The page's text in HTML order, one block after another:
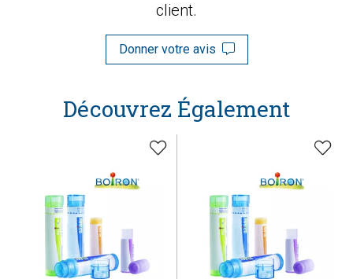
client.
Donner votre avis
Découvrez Également